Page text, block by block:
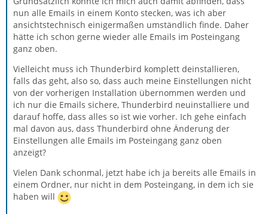
nun alle Emails in einem Konto stecken, was ich aber
ansichtstechnisch einigermaßen umständlich finde. Daher
hätte ich schon gerne wieder alle Emails im Posteingang
ganz oben.
Vielleicht muss ich Thunderbird komplett deinstallieren,
falls das geht, also so, dass auch meine Einstellungen nicht
von der vorherigen Installation übernommen werden und
ich nur die Emails sichere, Thunderbird neuinstalliere und
darauf hoffe, dass alles so ist wie vorher. Ich gehe einfach
mal davon aus, dass Thunderbird ohne Änderung der
Einstellungen alle Emails im Posteingang ganz oben
anzeigt?
Vielen Dank schonmal, jetzt habe ich ja bereits alle Emails in
einem Ordner, nur nicht in dem Posteingang, in dem ich sie
haben will